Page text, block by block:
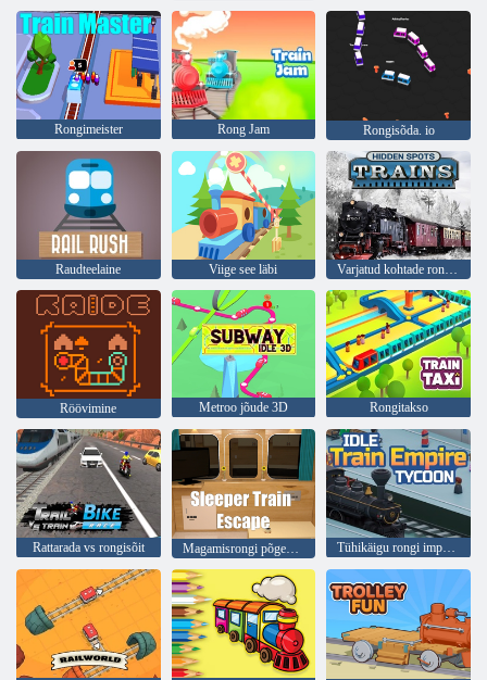
Rongimeister Rong Jam Rongisõda. io
Raudteelaine Viige see läbi
Röövimine Metroo jõude 3D Rongitakso
Rattarada vs rongisõit Magamisrongi põgenemine Tühikäigu rongi impeeriumi suurärimees